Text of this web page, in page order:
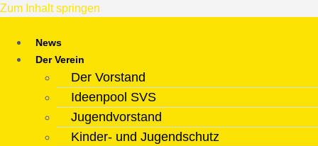
Zum Inhalt springen
News
Der Verein
Der Vorstand
Ideenpool SVS
Jugendvorstand
Kinder- und Jugendschutz